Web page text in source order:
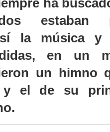
ha
estaban
la música
en un
un himno
el de su